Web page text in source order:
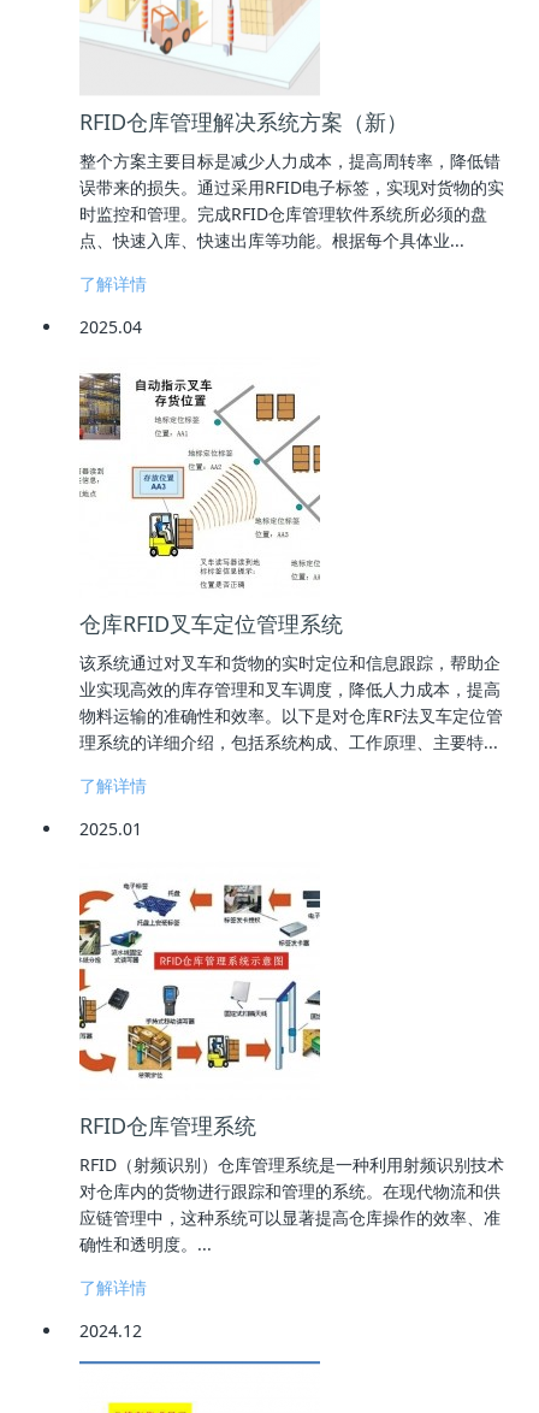
RFID仓库管理解决系统方案（新）
整个方案主要目标是减少人力成本，提高周转率，降低错
误带来的损失。通过采用RFID电子标签，实现对货物的实
时监控和管理。完成RFID仓库管理软件系统所必须的盘
点、快速入库、快速出库等功能。根据每个具体业...
了解详情
2025.04
仓库RFID叉车定位管理系统
该系统通过对叉车和货物的实时定位和信息跟踪，帮助企
业实现高效的库存管理和叉车调度，降低人力成本，提高
物料运输的准确性和效率。以下是对仓库RF法叉车定位管
理系统的详细介绍，包括系统构成、工作原理、主要特...
了解详情
2025.01
RFID仓库管理系统
RFID（射频识别）仓库管理系统是一种利用射频识别技术
对仓库内的货物进行跟踪和管理的系统。在现代物流和供
应链管理中，这种系统可以显著提高仓库操作的效率、准
确性和透明度。...
了解详情
2024.12